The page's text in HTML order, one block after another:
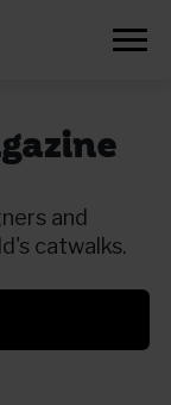
and
catwalks.